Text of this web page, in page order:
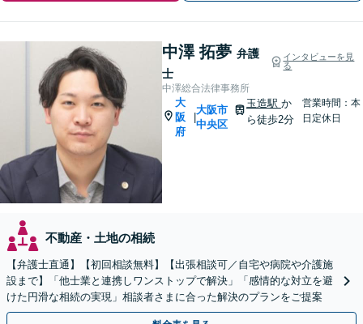
中澤 拓夢 弁護
士
インタビューを見
る
中澤総合法律事務所
大
阪
府
大阪市
中央区
玉造駅 か
ら徒歩2分
営業時間：本
日定休日
不動産・土地の相続
【弁護士直通】【初回相談無料】【出張相談可／自宅や病院や介護施
設まで】「他士業と連携しワンストップで解決」「感情的な対立を避
けた円滑な相続の実現」相談者さまに合った解決のプランをご提案